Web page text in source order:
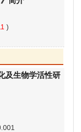
)
及生物学活性研